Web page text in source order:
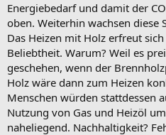
Energiebedarf und damit der
oben. Weiterhin wachsen diese
Das Heizen mit Holz erfreut
Beliebtheit. Warum? Weil es
geschehen, wenn der
Holz wäre dann zum Heizen
Menschen würden stattdessen
Nutzung von Gas und Heizöl
naheliegend. Nachhaltigkeit?